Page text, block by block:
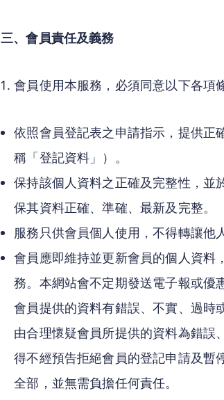
三、會員責任及義務
會員使用本服務，必須同意以下各項
依照會員登記表之申請指示，提供正
稱「登記資料」）。
保持該個人資料之正確及完整性，並
保其資料正確、準確、最新及完整。
服務只供會員個人使用，不得轉讓他
會員應即維持並更新會員的個人資料
務。本網站會不定期發送電子報或優
會員提供的資料有錯誤、不實、過時
由合理懷疑會員所提供的資料為錯誤
得不經預告拒絕會員的登記申請及暫
全部，並無需負擔任何責任。